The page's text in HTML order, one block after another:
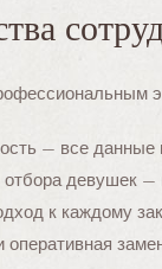
— все данные
отбора девушек —
к каждому